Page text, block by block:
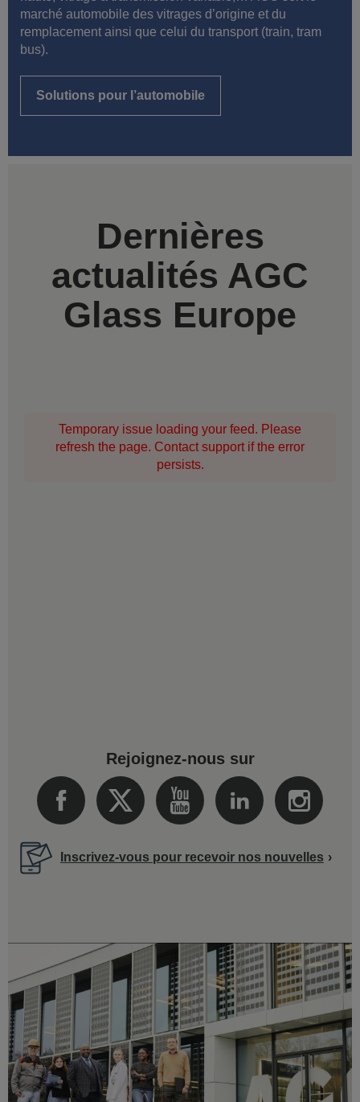
marché automobile des vitrages d’origine et du
remplacement ainsi que celui du transport (train, tram
bus).
Solutions pour l’automobile
Dernières
actualités AGC
Glass Europe
Temporary issue loading your feed. Please
refresh the page. Contact support if the error
persists.
Rejoignez-nous sur
Inscrivez-vous pour recevoir nos nouvelles